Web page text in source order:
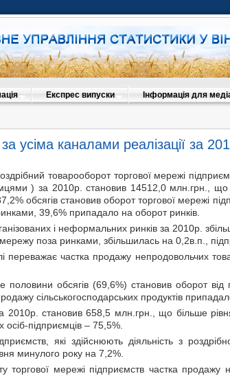
Експрес випуски Інформація для
усіма каналами реалізації за
товарооборот торгової мережі
) за 2010р. становив 14512,0 млн.грн.,
37,2% обсягів становив оборот торгової мережі
39,6% припадало на оборот ринків.
і неформальних ринків за 2010р.
поза ринками, збільшилась на 0,2в.п.,
переважає частка продажу непродовольчих
половини обсягів (69,6%) становив оборот
сільськогосподарських продуктів
2010р. становив 658,5 млн.грн., що більше
підприємців – 75,5%.
які здійснюють діяльність з
минулого року на 7,2%.
торгової мережі підприємств частка